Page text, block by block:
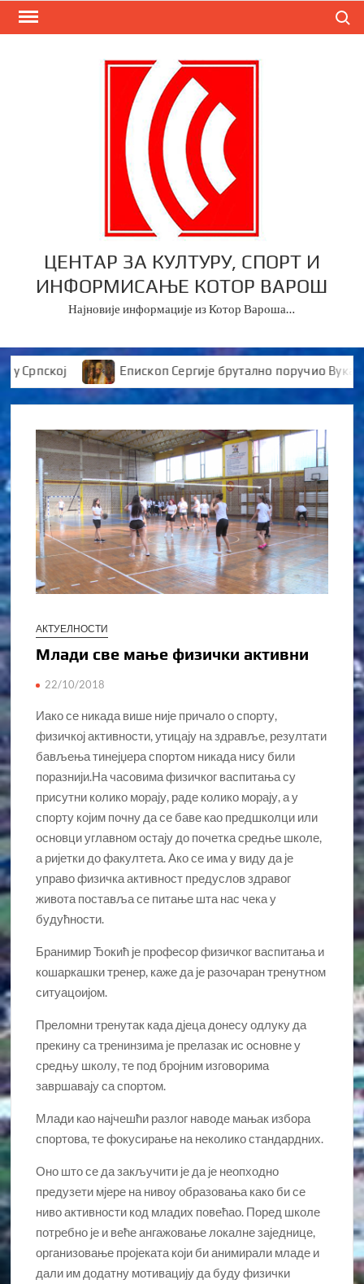
Skip
ЦЕНТАР ЗА КУЛТУРУ, СПОРТ И
ИНФОРМИСАЊЕ КОТОР ВАРОШ
Најновије информације из Котор Вароша…
Епископ Сергије брутално поручио
АКТУЕЛНОСТИ
Млади све мање физички активни
22/10/2018
Иако се никада више није причало о спорту,
физичкој активности, утицају на здравље, резултати
бављења тинејџера спортом никада нису били
поразнији.На часовима физичког васпитања су
присутни колико морају, раде колико морају, а у
спорту којим почну да се баве као предшколци или
основци углавном остају до почетка средње школе,
а ријетки до факултета. Ако се има у виду да је
управо физичка активност предуслов здравог
живота поставља се питање шта нас чека у
будућности.
Бранимир Ђокић је професор физичког васпитања и
кошаркашки тренер, каже да је разочаран тренутном
ситуацоијом.
Преломни тренутак када дјеца донесу одлуку да
прекину са тренинзима је прелазак ис основне у
средњу школу, те под бројним изговорима
завршавају са спортом.
Млади као најчешћи разлог наводе мањак избора
спортова, те фокусирање на неколико стандардних.
Оно што се да закључити је да је неопходно
предузети мјере на нивоу образовања како би се
ниво активности код младих повећао. Поред школе
потребно је и веће ангажовање локалне заједнице,
организовање пројеката који би анимирали младе и
дали им додатну мотивацију да буду физички